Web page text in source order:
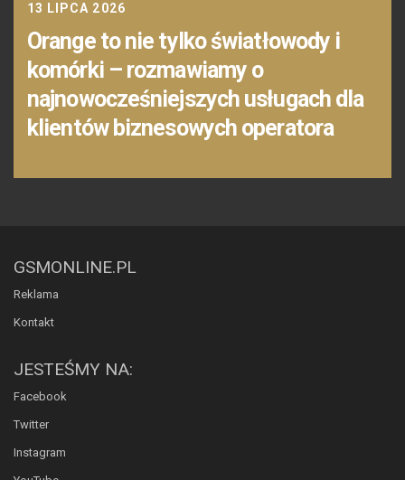
13 LIPCA 2026
Orange to nie tylko światłowody i
komórki – rozmawiamy o
najnowocześniejszych usługach dla
klientów biznesowych operatora
GSMONLINE.PL
Reklama
Kontakt
JESTEŚMY NA:
Facebook
Twitter
Instagram